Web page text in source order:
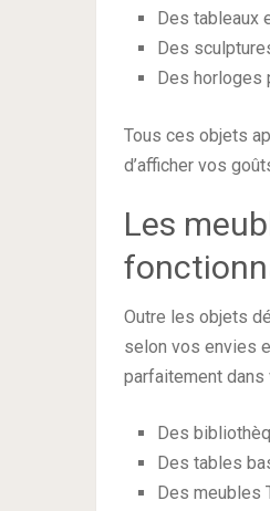
Des tableaux
Des
Des horloges
Tous ces objets
d’afficher vos
Les
Outre les objets
selon vos envies
parfaitement dans
Des
Des tables
Des meubles